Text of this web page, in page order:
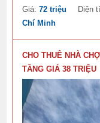
Giá:72 triệu Diện
Chí Minh
CHO THUÊ NHÀ
TẦNG GIÁ 38 TRIỆU